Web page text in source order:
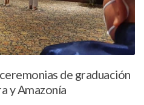
de graduación
y Amazonía